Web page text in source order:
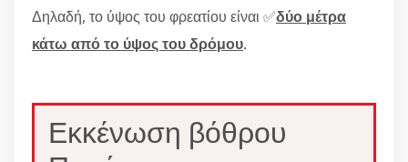
Δηλαδή, το ύψος του φρεατίου είναι ✅δύο μέτρα
κάτω από το ύψος του δρόμου.
Εκκένωση βόθρου